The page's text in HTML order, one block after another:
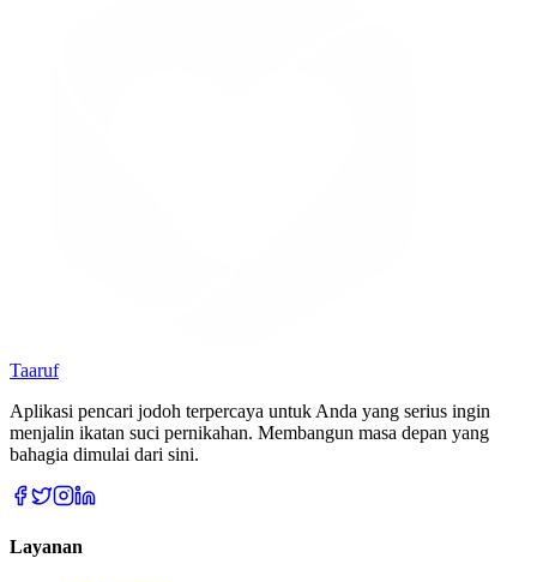
Taaruf
Aplikasi pencari jodoh terpercaya untuk Anda yang serius ingin
menjalin ikatan suci pernikahan. Membangun masa depan yang
bahagia dimulai dari sini.
Layanan